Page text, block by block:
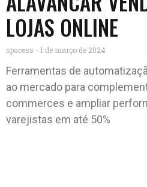
LOJAS ONLINE
spacess 1 de março de 2024
Ferramentas de
ao mercado para
commerces e ampliar
varejistas em até 50%